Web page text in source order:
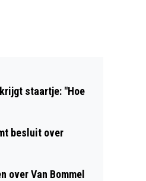
staartje: "Hoe
besluit over
over Van Bommel